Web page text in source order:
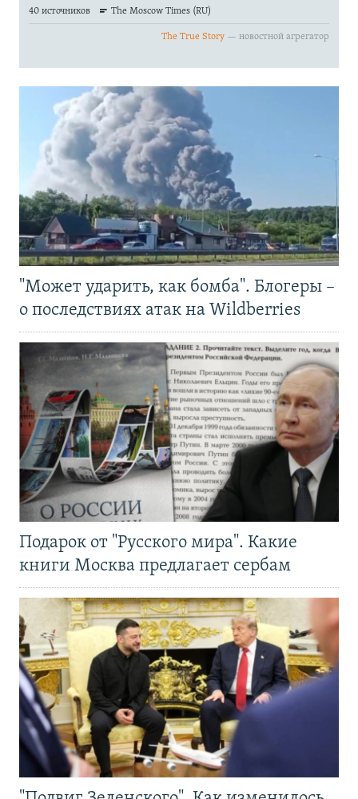
"Может ударить, как бомба". Блогеры –
о последствиях атак на Wildberries
Подарок от "Русского мира". Какие
книги Москва предлагает сербам